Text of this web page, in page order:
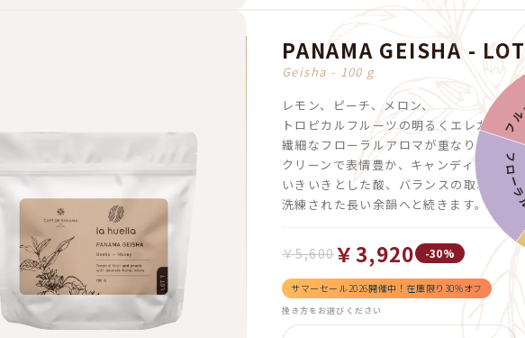
フローラル
フ
PANAMA GEISHA -
Geisha - 100 g
レモン、ピーチ、メロン、
トロピカルフルーツの明るくエレガント
繊細なフローラルアロマが重なります。
クリーンで表情豊か、キャンディのよう
いきいきとした酸、バランスの取れたボデ
洗練された長い余韻へと続きます。
￥5,600￥3,920 -30%
サマーセール2026開催中！在庫限り30%オフ
挽き方をお選びください